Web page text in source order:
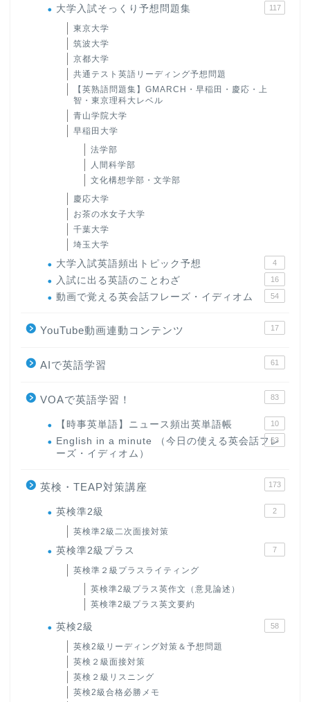
大学入試そっくり予想問題集 117
東京大学
筑波大学
京都大学
共通テスト英語リーディング予想問題
【英熟語問題集】GMARCH・早稲田・慶応・上
智・東京理科大レベル
青山学院大学
早稲田大学
法学部
人間科学部
文化構想学部・文学部
慶応大学
お茶の水女子大学
千葉大学
埼玉大学
大学入試英語頻出トピック予想 4
入試に出る英語のことわざ 16
動画で覚える英会話フレーズ・イディオム 54
YouTube動画連動コンテンツ 17
AIで英語学習 61
VOAで英語学習！ 83
【時事英単語】ニュース頻出英単語帳 10
English in a minute （今日の使える英会話フレ
ーズ・イディオム）
63
英検・TEAP対策講座 173
英検準2級 2
英検準2級二次面接対策
英検準2級プラス 7
英検準２級プラスライティング
英検準2級プラス英作文（意見論述）
英検準2級プラス英文要約
英検2級 58
英検2級リーディング対策＆予想問題
英検２級面接対策
英検２級リスニング
英検2級合格必勝メモ